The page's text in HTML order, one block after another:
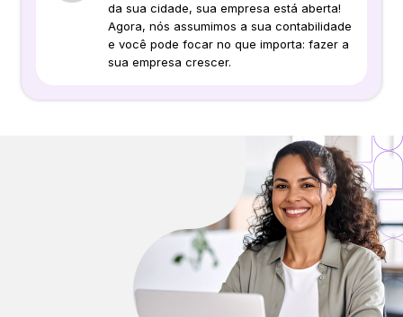
da sua cidade, sua empresa está aberta!
Agora, nós assumimos a sua contabilidade
e você pode focar no que importa: fazer a
sua empresa crescer.